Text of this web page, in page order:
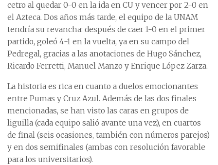
cetro al quedar 0-0 en la ida en CU y vencer por 2-0 en
el Azteca. Dos años más tarde, el equipo de la UNAM
tendría su revancha: después de caer 1-0 en el primer
partido, goleó 4-1 en la vuelta, ya en su campo del
Pedregal, gracias a las anotaciones de Hugo Sánchez,
Ricardo Ferretti, Manuel Manzo y Enrique López Zarza.
La historia es rica en cuanto a duelos emocionantes
entre Pumas y Cruz Azul. Además de las dos finales
mencionadas, se han visto las caras en grupos de
liguilla (cada equipo salió avante una vez), en cuartos
de final (seis ocasiones, también con números parejos)
y en dos semifinales (ambas con resolución favorable
para los universitarios).